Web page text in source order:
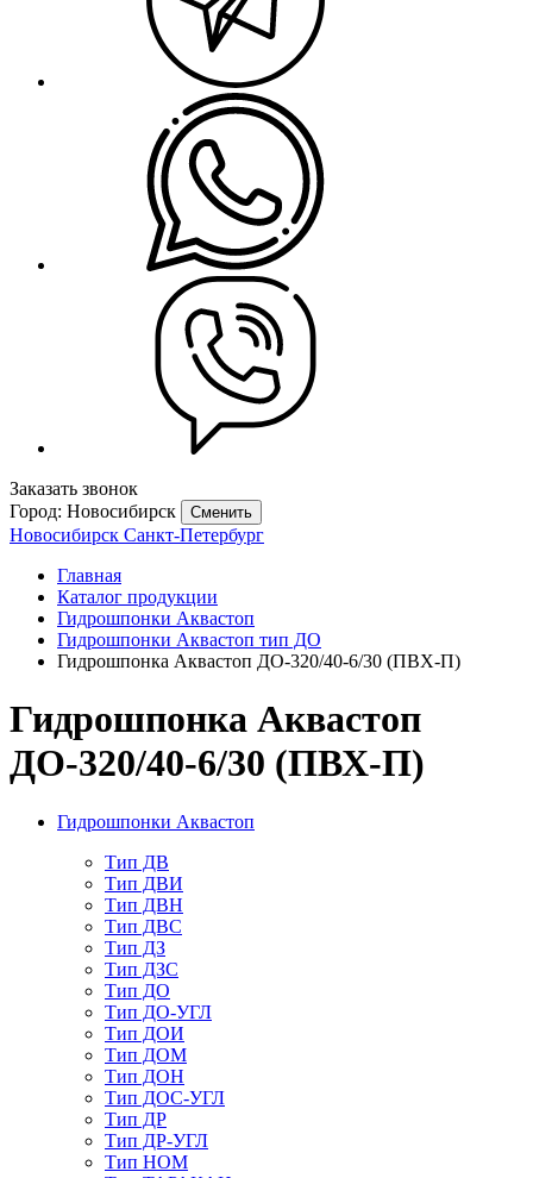
Заказать звонок
Город: Новосибирск
Сменить
Новосибирск Санкт-Петербург
Главная
Каталог продукции
Гидрошпонки Аквастоп
Гидрошпонки Аквастоп тип ДО
Гидрошпонка Аквастоп ДО-320/40-6/30 (ПВХ-П)
Гидрошпонка Аквастоп
ДО-320/40-6/30 (ПВХ-П)
Гидрошпонки Аквастоп
Тип ДВ
Тип ДВИ
Тип ДВН
Тип ДВС
Тип ДЗ
Тип ДЗС
Тип ДО
Тип ДО-УГЛ
Тип ДОИ
Тип ДОМ
Тип ДОН
Тип ДОС-УГЛ
Тип ДР
Тип ДР-УГЛ
Тип НОМ